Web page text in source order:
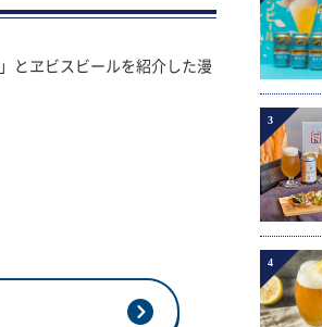
とヱビスビールを紹介した漫
3
4